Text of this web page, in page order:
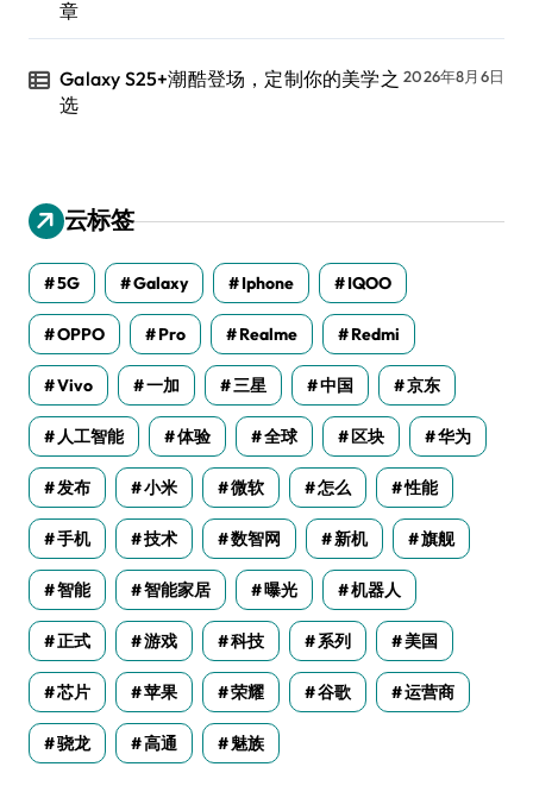
章
Galaxy S25+潮酷登场，定制你的美学之
选
2026年8月6日
云标签
5G Galaxy Iphone IQOO
OPPO Pro Realme Redmi
Vivo 一加 三星 中国 京东
人工智能 体验 全球 区块 华为
发布 小米 微软 怎么 性能
手机 技术 数智网 新机 旗舰
智能 智能家居 曝光 机器人
正式 游戏 科技 系列 美国
芯片 苹果 荣耀 谷歌 运营商
骁龙 高通 魅族